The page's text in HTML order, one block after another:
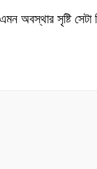
অবস্থার সৃষ্টি